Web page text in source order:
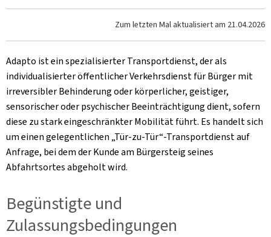
Zum letzten Mal aktualisiert am 21.04.2026
Adapto ist ein spezialisierter Transportdienst, der als
individualisierter öffentlicher Verkehrsdienst für Bürger mit
irreversibler Behinderung oder körperlicher, geistiger,
sensorischer oder psychischer Beeinträchtigung dient, sofern
diese zu stark eingeschränkter Mobilität führt. Es handelt sich
um einen gelegentlichen „Tür-zu-Tür“-Transportdienst auf
Anfrage, bei dem der Kunde am Bürgersteig seines
Abfahrtsortes abgeholt wird.
Begünstigte und
Zulassungsbedingungen